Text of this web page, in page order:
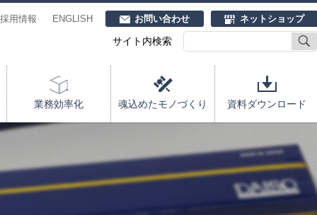
お問い合わせ ネットショップ
採用情報 ENGLISH
サイト内検索
業務効率化 魂込めたモノづくり 資料ダウンロード